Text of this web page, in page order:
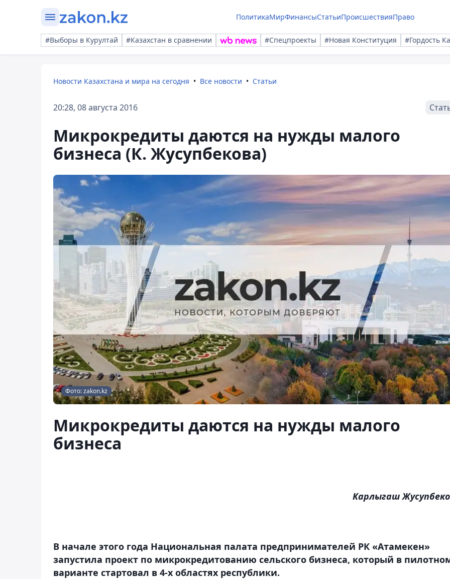
ПолитикаМирФинансыСтатьиПроисшествияПраво
#Выборы в Курултай #Казахстан в сравнении #Спецпроекты #Новая Конституция #Гордость
Новости Казахстана и мира на сегодня Все новости Статьи
20:28, 08 августа 2016
Микрокредиты даются на нужды малого
бизнеса (К. Жусупбекова)
Фото: zakon.kz
Микрокредиты даются на нужды малого
бизнеса
Карлыгаш
В начале этого года Национальная палата предпринимателей РК «Атамекен»
запустила проект по микрокредитованию сельского бизнеса, который в
варианте стартовал в 4-х областях республики.